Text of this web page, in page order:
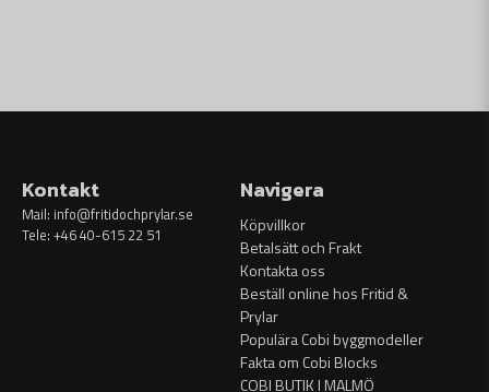
Kontakt
Mail: info@fritidochprylar.se
Tele: +46 40-615 22 51
Navigera
Köpvillkor
Betalsätt och Frakt
Kontakta oss
Beställ online hos Fritid &
Prylar
Populära Cobi byggmodeller
Fakta om Cobi Blocks
COBI BUTIK I MALMÖ